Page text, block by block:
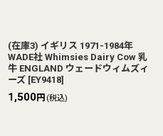
(在庫3) イギリス 1971-1984年
WADE社 Whimsies Dairy Cow 乳
牛 ENGLAND ウェードウィムズィ
ーズ [EY9418]
1,500円 (税込)